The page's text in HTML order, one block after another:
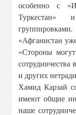
особенно с
Туркестан»
«Афганистан
«Стороны
сотрудничества
и других
Хамид Карзай
имеют общие
наше